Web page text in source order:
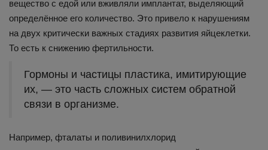
вещество с едой или вживляли имплантат, выделяющий
определённое его количество. Это привело к нарушениям
на двух критически важных стадиях развития яйцеклетки.
То есть к снижению фертильности.
Гормоны и частицы пластика, имитирующие
их, — это часть сложных систем обратной
связи в организме.
Например, фталаты и поливинилхлорид